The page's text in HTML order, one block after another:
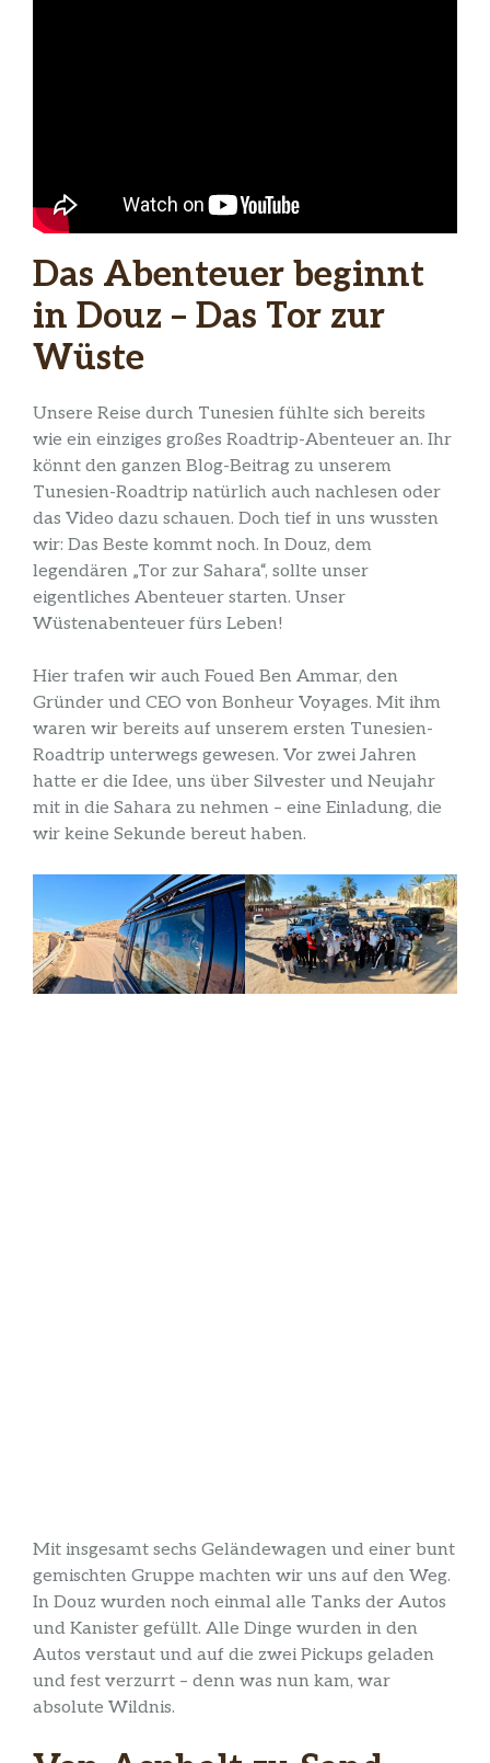
Das Abenteuer beginnt
in Douz – Das Tor zur
Wüste
Unsere Reise durch Tunesien fühlte sich bereits
wie ein einziges großes Roadtrip-Abenteuer an. Ihr
könnt den ganzen Blog-Beitrag zu unserem
Tunesien-Roadtrip natürlich auch nachlesen oder
das Video dazu schauen. Doch tief in uns wussten
wir: Das Beste kommt noch. In Douz, dem
legendären „Tor zur Sahara“, sollte unser
eigentliches Abenteuer starten. Unser
Wüstenabenteuer fürs Leben!
Hier trafen wir auch Foued Ben Ammar, den
Gründer und CEO von Bonheur Voyages. Mit ihm
waren wir bereits auf unserem ersten Tunesien-
Roadtrip unterwegs gewesen. Vor zwei Jahren
hatte er die Idee, uns über Silvester und Neujahr
mit in die Sahara zu nehmen – eine Einladung, die
wir keine Sekunde bereut haben.
Mit insgesamt sechs Geländewagen und einer bunt
gemischten Gruppe machten wir uns auf den Weg.
In Douz wurden noch einmal alle Tanks der Autos
und Kanister gefüllt. Alle Dinge wurden in den
Autos verstaut und auf die zwei Pickups geladen
und fest verzurrt – denn was nun kam, war
absolute Wildnis.